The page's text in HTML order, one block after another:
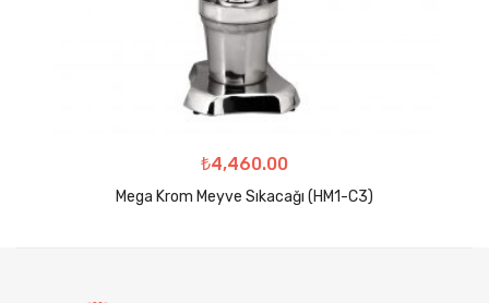
₺4,460.00
Mega Krom Meyve Sıkacağı (HM1-C3)